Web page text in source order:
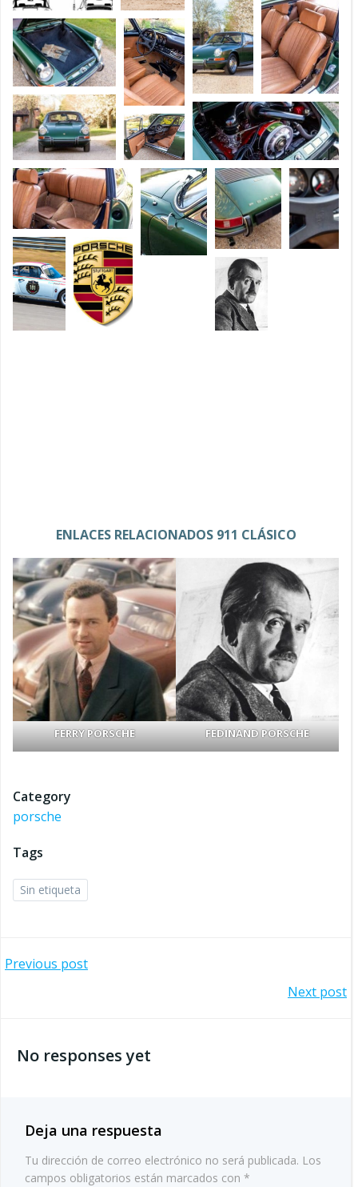
ENLACES RELACIONADOS 911 CLÁSICO
FERRY PORSCHE FEDINAND PORSCHE
Category
porsche
Tags
Sin etiqueta
Navegación
las
Previous post
por
entradas
Next post
No responses yet
Deja una respuesta
Tu dirección de correo electrónico no será publicada. Los
campos obligatorios están marcados con *